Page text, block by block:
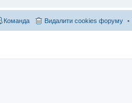
Видалити cookies форуму
Команда